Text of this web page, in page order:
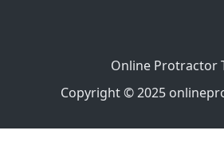
Online Protractor
Copyright © 2025